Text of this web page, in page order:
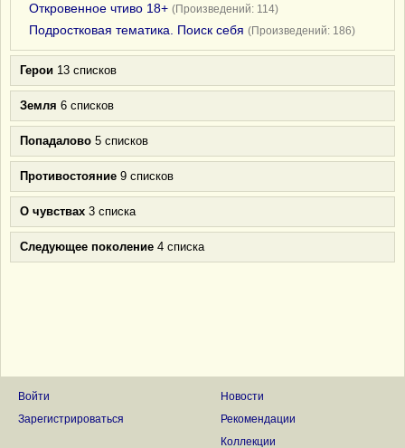
Откровенное чтиво 18+ (Произведений: 114)
Подростковая тематика. Поиск себя (Произведений: 186)
Герои 13 списков
Земля 6 списков
Попадалово 5 списков
Противостояние 9 списков
О чувствах 3 списка
Следующее поколение 4 списка
Войти
Зарегистрироваться
Новости
Рекомендации
Коллекции